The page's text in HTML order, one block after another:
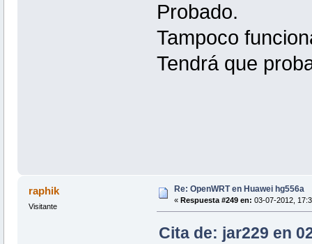
Probado.
Tampoco
Tendrá que
raphik
Visitante
Re: OpenWRT en Huawei hg556a
« Respuesta #249 en: 03-07-2012,
Cita de: jar229 en